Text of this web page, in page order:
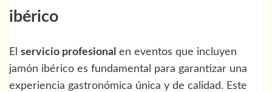
ibérico
El servicio profesional en eventos que incluyen
jamón ibérico es fundamental para garantizar una
experiencia gastronómica única y de calidad. Este